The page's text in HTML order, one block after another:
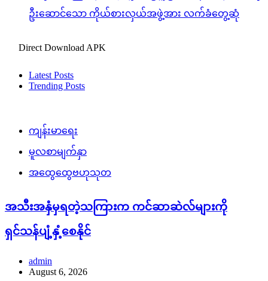
ဦးဆောင်သော ကိုယ်စားလှယ်အဖွဲ့အား လက်ခံတွေ့ဆုံ
Direct Download APK
Latest Posts
Trending Posts
ကျန်းမာရေး
မူလစာမျက်နှာ
အထွေထွေဗဟုသုတ
အသီးအနှံမှရတဲ့သကြားက ကင်ဆာဆဲလ်များကို
ရှင်သန်ပျံ့နှံ့စေနိုင်
admin
August 6, 2026